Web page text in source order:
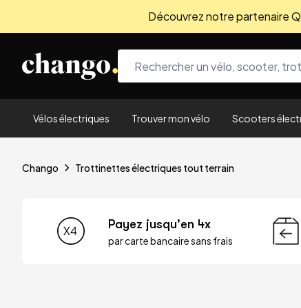
Découvrez notre partenaire
Vélos électriques Trouver mon vélo Scooters
Chango Trottinettes électriques tout terrain
Payez jusqu'en 4x
par carte bancaire sans frais